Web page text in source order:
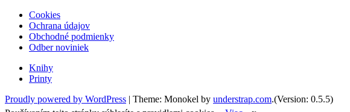
Cookies
Ochrana údajov
Obchodné podmienky
Odber noviniek
Knihy
Printy
Proudly powered by WordPress | Theme: Monokel by understrap.com.(Version: 0.5.5)